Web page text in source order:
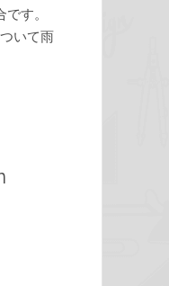
す。
いて雨